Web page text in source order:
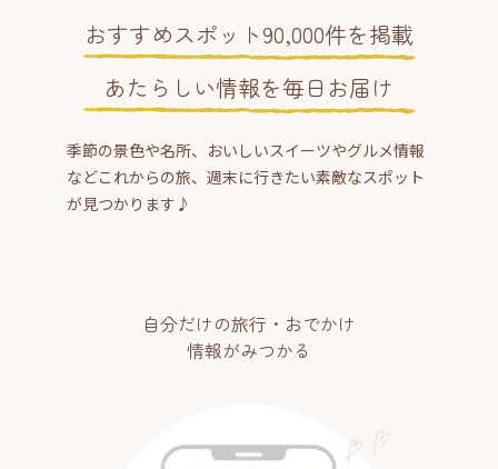
おすすめスポット90,000件を掲載
あたらしい情報を毎日お届け
季節の景色や名所、おいしいスイーツやグルメ情報
などこれからの旅、週末に行きたい素敵なスポット
が見つかります♪
自分だけの旅行・おでかけ
情報がみつかる